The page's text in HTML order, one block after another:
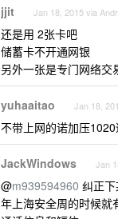
jjit Jan 18, 2015 via
还是用 2张卡吧
储蓄卡不开通网银
另外一张是专门网络
yuhaaitao Jan 18,
不带上网的诺加压
JackWindows Jan
@m939594960 纠正
年上海安全周的时候